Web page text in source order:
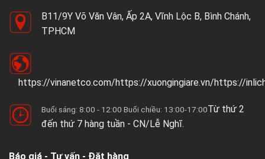
B11/9Y Võ Văn Vân, Ấp 2A, Vĩnh Lộc B, Bình Chánh,
TPHCM
https://vinanetco.com/https://xuongingiare.vn/https://
Buổi sáng: 8:00 - 12:00 Buổi chiều: 13:00-17:00Từ thứ 2
đến thứ 7 hàng tuần - CN/Lễ Nghĩ.
Báo giá - Tư vấn - Đặt hàng